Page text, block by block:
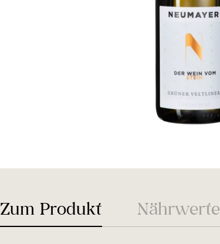
Zum Produkt Nährwerte